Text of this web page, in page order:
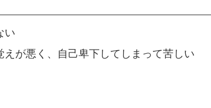
い
えが悪く、自己卑下してしまって苦しい